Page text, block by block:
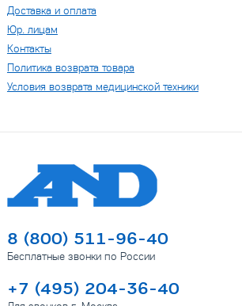
Доставка и оплата
Юр. лицам
Контакты
Политика возврата товара
Условия возврата медицинской техники
8 (800) 511-96-40
Бесплатные звонки по России
+7 (495) 204-36-40